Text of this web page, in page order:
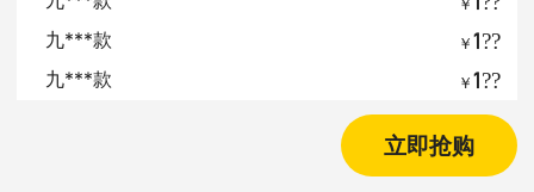
九***款 ￥1??
九***款 ￥1??
1??
￥1??
立即抢购